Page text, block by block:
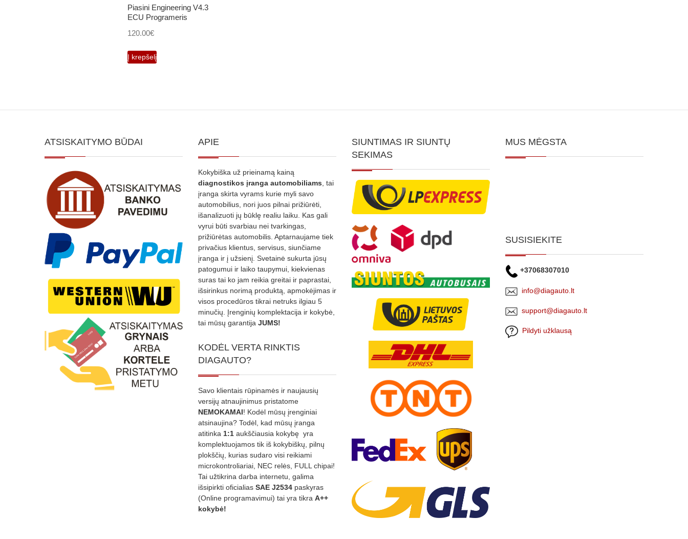
Piasini Engineering V4.3
ECU Programeris
120.00€
Į krepšelį
ATSISKAITYMO BŪDAI APIE
Kokybiška už prieinamą kainą
diagnostikos įranga automobiliams , tai
įranga skirta vyrams kurie myli savo
automobilius, nori juos pilnai prižiūrėti,
išanalizuoti jų būklę realiu laiku. Kas gali
vyrui būti svarbiau nei tvarkingas,
prižiūrėtas automobilis. Aptarnaujame tiek
privačius klientus, servisus, siunčiame
įranga ir į užsienį. Svetainė sukurta jūsų
patogumui ir laiko taupymui, kiekvienas
suras tai ko jam reikia greitai ir paprastai,
išsirinkus norimą produktą, apmokėjimas ir
visos procedūros tikrai netruks ilgiau 5
minučių. Įrenginių komplektacija ir kokybė,
tai mūsų garantija JUMS!
KODĖL VERTA RINKTIS
DIAGAUTO?
Savo klientais rūpinamės ir naujausių
versijų atnaujinimus pristatome
NEMOKAMAI! Kodėl mūsų įrenginiai
atsinaujina? Todėl, kad mūsų įranga
atitinka 1:1 aukščiausia kokybę yra
komplektuojamos tik iš kokybiškų, pilnų
plokščių, kurias sudaro visi reikiami
microkontroliariai, NEC relės, FULL chipai!
Tai užtikrina darba internetu, galima
išsipirkti oficialias SAE J2534 paskyras
(Online programavimui) tai yra tikra A++
kokybė!
SIUNTIMAS IR SIUNTŲ
SEKIMAS
MUS MĖGSTA
SUSISIEKITE
+37068307010
info@diagauto.lt
support@diagauto.lt
Pildyti užklausą